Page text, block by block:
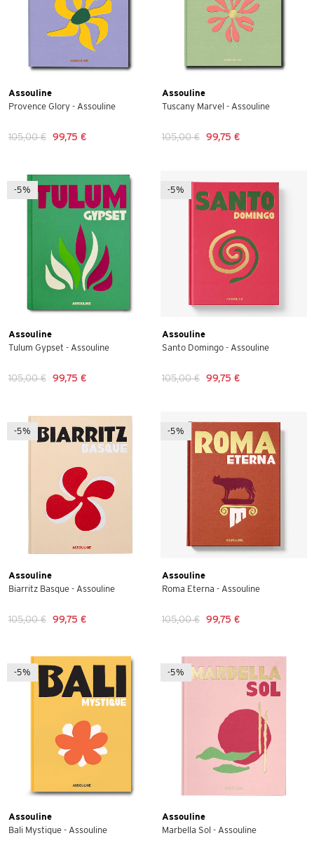
Assouline
Provence Glory - Assouline
105,00 € 99,75 €
Assouline
Tuscany Marvel - Assouline
105,00 € 99,75 €
-5%
Assouline
Tulum Gypset - Assouline
105,00 € 99,75 €
-5%
Assouline
Santo Domingo - Assouline
105,00 € 99,75 €
-5%
Assouline
Biarritz Basque - Assouline
105,00 € 99,75 €
-5%
Assouline
Roma Eterna - Assouline
105,00 € 99,75 €
-5%
Assouline
Bali Mystique - Assouline
-5%
Assouline
Marbella Sol - Assouline